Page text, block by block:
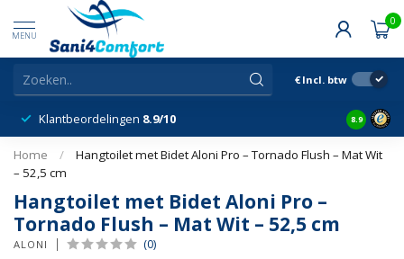
MENU
0
€ Incl. btw
Klantbeordelingen 8.9/10 8.9
Home /
Hangtoilet met Bidet Aloni Pro – Tornado Flush – Mat Wit
– 52,5 cm
Hangtoilet met Bidet Aloni Pro –
Tornado Flush – Mat Wit – 52,5 cm
ALONI (0)